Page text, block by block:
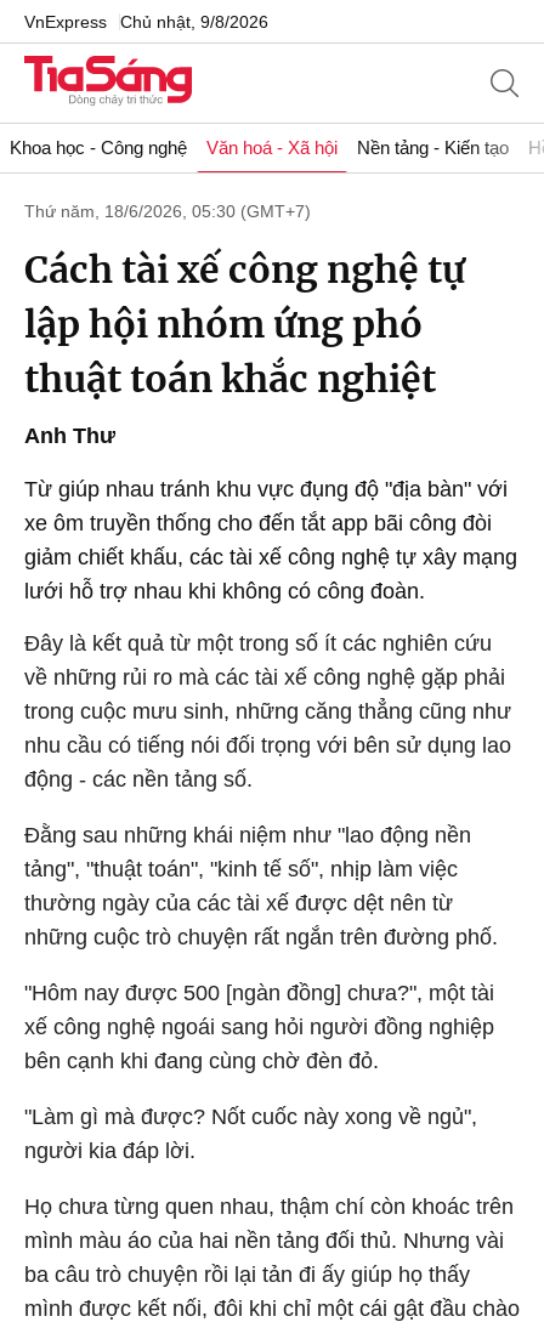
VnExpress Chủ nhật, 9/8/2026
Khoa học - Công nghệ Văn hoá - Xã hội Nền tảng - Kiến tạo
Thứ năm, 18/6/2026, 05:30 (GMT+7)
Cách tài xế công nghệ tự
lập hội nhóm ứng phó
thuật toán khắc nghiệt
Anh Thư
Từ giúp nhau tránh khu vực đụng độ "địa bàn" với
xe ôm truyền thống cho đến tắt app bãi công đòi
giảm chiết khấu, các tài xế công nghệ tự xây mạng
lưới hỗ trợ nhau khi không có công đoàn.
Đây là kết quả từ một trong số ít các nghiên cứu
về những rủi ro mà các tài xế công nghệ gặp phải
trong cuộc mưu sinh, những căng thẳng cũng như
nhu cầu có tiếng nói đối trọng với bên sử dụng lao
động - các nền tảng số.
Đằng sau những khái niệm như "lao động nền
tảng", "thuật toán", "kinh tế số", nhịp làm việc
thường ngày của các tài xế được dệt nên từ
những cuộc trò chuyện rất ngắn trên đường phố.
"Hôm nay được 500 [ngàn đồng] chưa?", một tài
xế công nghệ ngoái sang hỏi người đồng nghiệp
bên cạnh khi đang cùng chờ đèn đỏ.
"Làm gì mà được? Nốt cuốc này xong về ngủ",
người kia đáp lời.
Họ chưa từng quen nhau, thậm chí còn khoác trên
mình màu áo của hai nền tảng đối thủ. Nhưng vài
ba câu trò chuyện rồi lại tản đi ấy giúp họ thấy
mình được kết nối, đôi khi chỉ một cái gật đầu chào